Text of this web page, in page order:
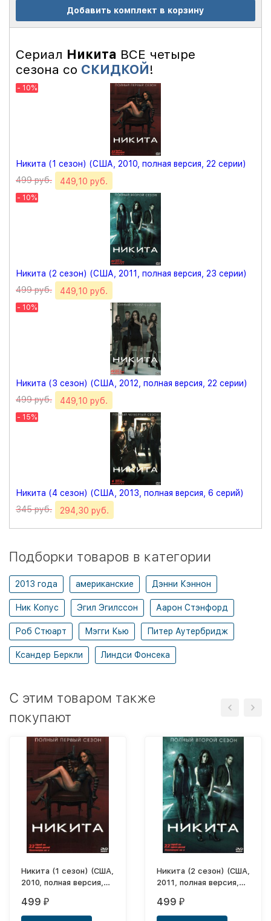
Добавить комплект в корзину
Сериал Никита ВСЕ четыре
сезона со СКИДКОЙ!
- 10%
Никита (1 сезон) (США, 2010, полная версия, 22 серии)
499 руб.
449,10 руб.
- 10%
Никита (2 сезон) (США, 2011, полная версия, 23 серии)
499 руб.
449,10 руб.
- 10%
Никита (3 сезон) (США, 2012, полная версия, 22 серии)
499 руб.
449,10 руб.
- 15%
Никита (4 сезон) (США, 2013, полная версия, 6 серий)
345 руб.
294,30 руб.
Подборки товаров в категории
2013 года американские Дэнни Кэннон
Ник Копус Эгил Эгилссон Аарон Стэнфорд
Роб Стюарт Мэгги Кью Питер Аутербридж
Ксандер Беркли Линдси Фонсека
C этим товаром также
покупают
Никита (1 сезон) (США,
2010, полная версия,
499 ₽
Никита (2 сезон) (США,
2011, полная версия,
499 ₽